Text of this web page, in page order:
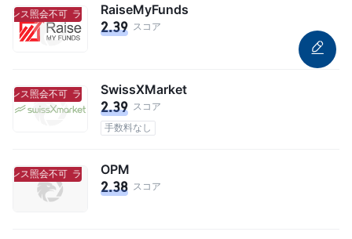
ンス照会不可 ライセンス照会不可
RaiseMyFunds
2.39 スコア
ンス照会不可 ライセンス照会不可
SwissXMarket
2.39 スコア
手数料なし
ンス照会不可 ライセンス照会不可
OPM
2.38 スコア